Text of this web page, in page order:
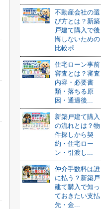
不動産会社の選
び方とは？新築
戸建て購入で後
悔しないための
比較ポ...
住宅ローン事前
審査とは？審査
内容・必要書
類・落ちる原
因・通過後...
新築戸建て購入
の流れとは？物
件探しから契
約・住宅ロー
ン・引渡し...
仲介手数料は誰
に払う？新築戸
建て購入で知っ
ておきたい支払
先・金...